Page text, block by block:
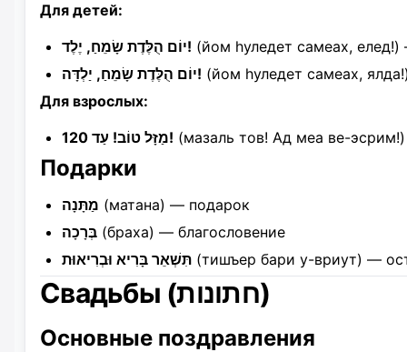
Для детей:
יוֹם הֻלֶּדֶת שָׂמֵחַ, יֶלֶד! (йом hуледет самеах,
יוֹם הֻלֶּדֶת שָׂמֵחַ, יַלְדָּה! (йом hуледет самеах,
Для взрослых:
מַזָּל טוֹב! עַד 120! (мазаль тов! Ад меа ве-
Подарки
מַתָּנָה (матана) — подарок
בְּרָכָה (браха) — благословение
תִּשְׁאֵר בָּרִיא וּבְרִיאוּת (тишъер бари у-вриут) —
Свадьбы (חתונות)
Основные поздравления